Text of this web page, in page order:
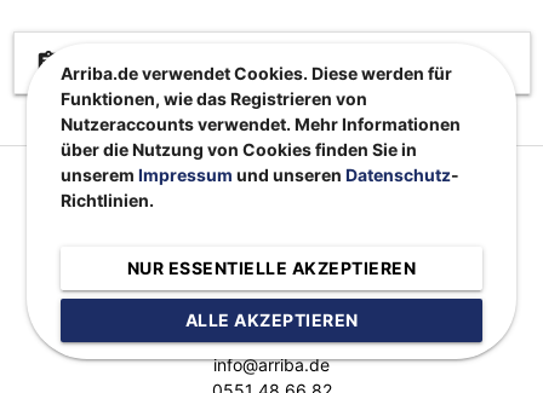
assignment Beschreibung
Arriba.de verwendet Cookies. Diese werden für
Funktionen, wie das Registrieren von
Nutzeraccounts verwendet. Mehr Informationen
über die Nutzung von Cookies finden Sie in
unseremImpressum und unserenDatenschutz-
Richtlinien.
NUR ESSENTIELLE AKZEPTIEREN
ALLE AKZEPTIEREN
Kontakt:
info@arriba.de